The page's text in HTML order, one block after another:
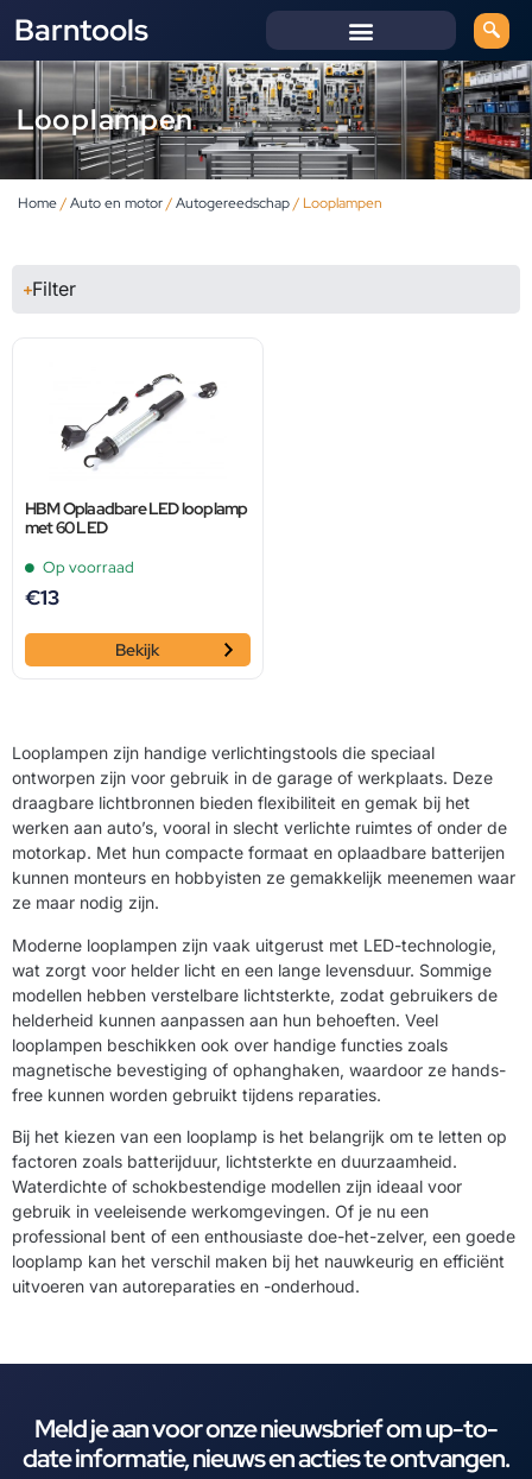
Barntools
Looplampen
Home/Auto en motor/Autogereedschap/ Looplampen
Filter
HBM Oplaadbare LED looplamp
met 60 LED
Op voorraad
€13
Bekijk
Looplampen zijn handige verlichtingstools die speciaal
ontworpen zijn voor gebruik in de garage of werkplaats. Deze
draagbare lichtbronnen bieden flexibiliteit en gemak bij het
werken aan auto’s, vooral in slecht verlichte ruimtes of onder de
motorkap. Met hun compacte formaat en oplaadbare batterijen
kunnen monteurs en hobbyisten ze gemakkelijk meenemen waar
ze maar nodig zijn.
Moderne looplampen zijn vaak uitgerust met LED-technologie,
wat zorgt voor helder licht en een lange levensduur. Sommige
modellen hebben verstelbare lichtsterkte, zodat gebruikers de
helderheid kunnen aanpassen aan hun behoeften. Veel
looplampen beschikken ook over handige functies zoals
magnetische bevestiging of ophanghaken, waardoor ze hands-
free kunnen worden gebruikt tijdens reparaties.
Bij het kiezen van een looplamp is het belangrijk om te letten op
factoren zoals batterijduur, lichtsterkte en duurzaamheid.
Waterdichte of schokbestendige modellen zijn ideaal voor
gebruik in veeleisende werkomgevingen. Of je nu een
professional bent of een enthousiaste doe-het-zelver, een goede
looplamp kan het verschil maken bij het nauwkeurig en efficiënt
uitvoeren van autoreparaties en -onderhoud.
Meld je aan voor onze nieuwsbrief om up-to-
date informatie, nieuws en acties te ontvangen.